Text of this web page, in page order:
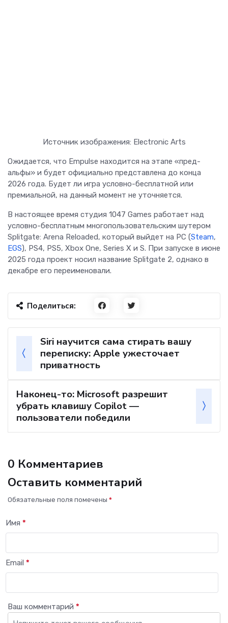
Источник изображения: Electronic Arts
Ожидается, что Empulse находится на этапе «пред-
альфы» и будет официально представлена до конца
2026 года. Будет ли игра условно-бесплатной или
премиальной, на данный момент не уточняется.
В настоящее время студия 1047 Games работает над
условно-бесплатным многопользовательским шутером
Splitgate: Arena Reloaded, который выйдет на PC (Steam,
EGS), PS4, PS5, Xbox One, Series X и S. При запуске в июне
2025 года проект носил название Splitgate 2, однако в
декабре его переименовали.
Поделиться:
Siri научится сама стирать вашу
переписку: Apple ужесточает
приватность
Наконец-то: Microsoft разрешит
убрать клавишу Copilot —
пользователи победили
0 Комментариев
Оставить комментарий
Обязательные поля помечены *
Имя *
Email *
Ваш комментарий *